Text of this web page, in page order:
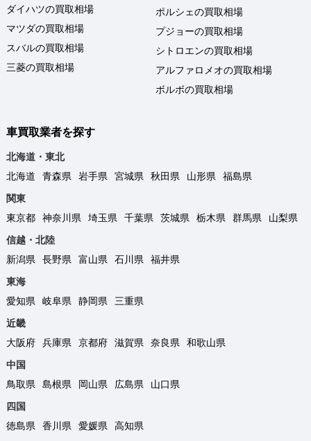
ダイハツの買取相場
マツダの買取相場
スバルの買取相場
三菱の買取相場
ポルシェの買取相場
プジョーの買取相場
シトロエンの買取相場
アルファロメオの買取相場
ボルボの買取相場
車買取業者を探す
北海道・東北
北海道
青森県 岩手県 宮城県 秋田県 山形県
福島県
関東
東京都
神奈川県 埼玉県 千葉県 茨城県 栃木県 群馬県
山梨県
信越・北陸
新潟県
長野県 富山県 石川県
福井県
東海
愛知県
岐阜県 静岡県
三重県
近畿
大阪府
兵庫県 京都府 滋賀県 奈良県
和歌山県
中国
鳥取県
島根県 岡山県 広島県
山口県
四国
徳島県
香川県 愛媛県
高知県